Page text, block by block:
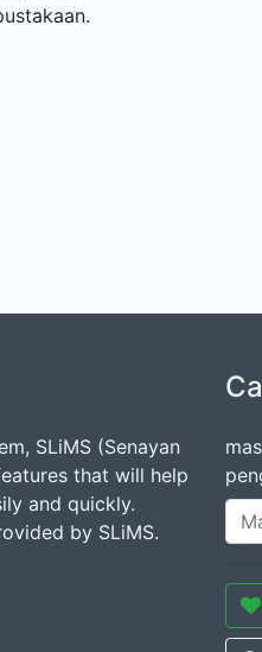
SLiMS (Senayan
that will help
and quickly.
by SLiMS.